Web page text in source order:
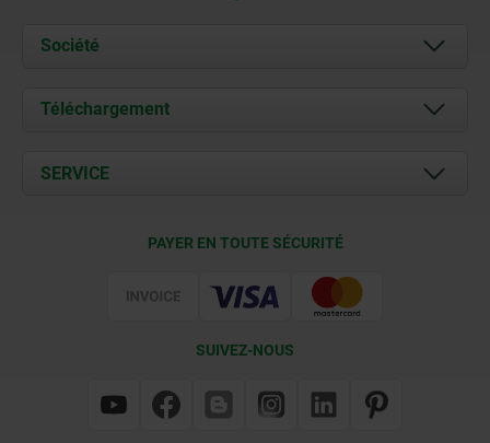
Société
À propos de nous
Contact
Téléchargement
Documents
SERVICE
PAYER EN TOUTE SÉCURITÉ
SUIVEZ-NOUS